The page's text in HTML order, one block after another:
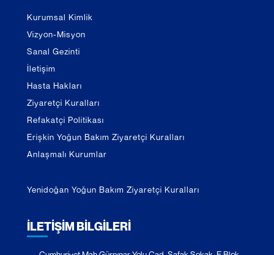
Kurumsal Kimlik
Vizyon-Misyon
Sanal Gezinti
İletişim
Hasta Hakları
Ziyaretçi Kuralları
Refakatçi Politikası
Erişkin Yoğun Bakım Ziyaretçi Kuralları
Anlaşmalı Kurumlar
Yenidoğan Yoğun Bakım Ziyaretçi Kuralları
İLETİŞİM BİLGİLERİ